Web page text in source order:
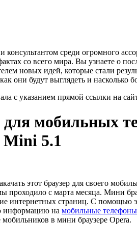
среди огромного
со всего мира. Вы узнаете о
новых идей, которые стали
они будут выглядеть и насколько
с указанием прямой ссылки на
мобильных
Mini 5.1
этот браузер для своего
проходило с марта месяца. Мини
интернетных страниц. С помощью
информацию на мобильные телефоны
в мини браузере Opera.